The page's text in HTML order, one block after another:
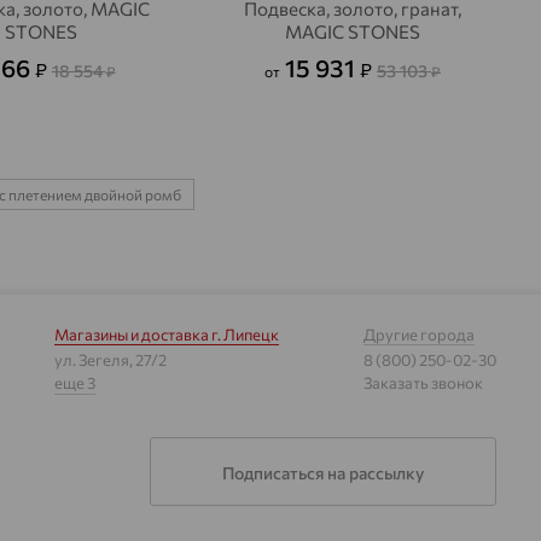
золото, MAGIC
STONES
₽ 18 554₽
Подвеска, золото, гранат,
MAGIC STONES
от 15 931 ₽ 53 103₽
плетением двойной ромб
Магазины и доставка г. Липецк
ул. Зегеля, 27/2
еще 3
Другие города
8 (800) 250-02-30
Заказать звонок
Подписаться на рассылку